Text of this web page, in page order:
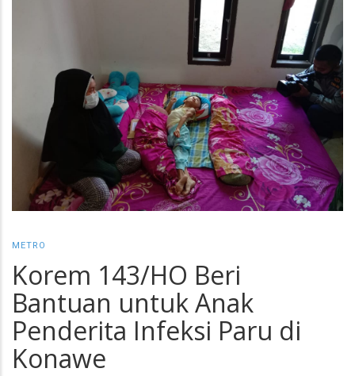
METRO
Korem 143/HO Beri
Bantuan untuk Anak
Penderita Infeksi Paru di
Konawe